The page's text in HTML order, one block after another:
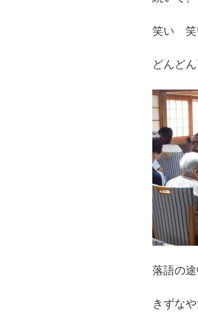
笑い
どんど
落語の
きずな